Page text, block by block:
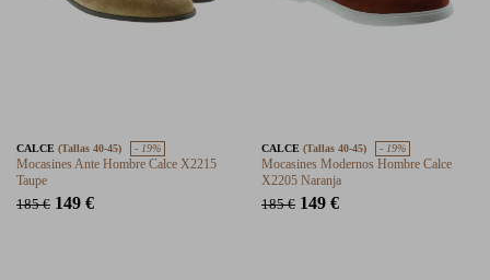
CALCE (Tallas 40-45) - 19%
Mocasines Ante Hombre Calce X2215
Taupe
185 € 149 €
CALCE (Tallas 40-45) - 19%
Mocasines Modernos Hombre Calce
X2205 Naranja
185 € 149 €